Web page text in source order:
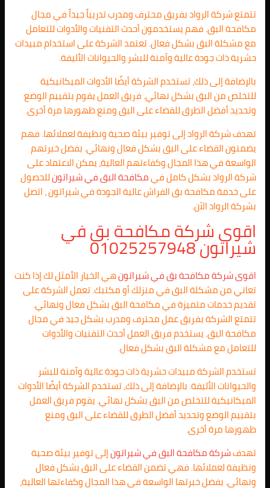
تتمتع شركة الرواد بفريق محترف ومدرب تدريباً جيداً في مجال
مكافحة البق. فهم يستخدمون أحدث التقنيات والأدوات للتعامل
مع مشكلة البق بشكل فعال. تعتمد الشركة على استخدام مبيدات
حشرية ذات جودة عالية وآمنة للبشر والحيوانات الأليفة.
بالإضافة إلى ذلك، تستخدم الشركة أيضًا الأدوات الميكانيكية
للتخلص من البق بشكل نهائي. فريق العمل يقوم بتقييم الوضع
وتحديد أفضل الطرق للقضاء على البق ومنع ظهورها مرة أخرى.
تهدف شركة الرواد إلى توفير بيئة صحية ونظيفة لعملائها. فهم
يضمنون القضاء على البق بشكل فعال ونهائي. بفضل خبرتهم
الواسعة في هذا المجال وكفاءتهم العالية، يمكن الاعتماد على
شركة الرواد بشكل كامل فيمكافحة البق في شيراتونللحصول
على خدمة مكافحة بق الفراش عالية الجودة في شيراتون ، اتصل
بشركة الرواد الآن.
اقوى شركة مكافحة بق في
شيراتون 01025257948
اقوى شركة مكافحة بق في شيراتونهي الخيار الأمثل لك إذا كنت
تعاني من مشكلة البق في منزلك أو مكتبك. تعمل الشركة على
تقديم خدمات متميزة في مكافحة البق بشكل فعال ونهائي.
تتمتع الشركة بفريق عمل محترف ومدرب بشكل جيد في مجال
مكافحة البق. يستخدم فريق العمل أحدث التقنيات والأدوات
للتعامل مع مشكلة البق بشكل فعال.
تستخدم الشركة مبيدات حشرية ذات جودة عالية وآمنة للبشر
والحيوانات الأليفة. بالإضافة إلى ذلك، تستخدم الشركة أيضًا الأدوات
الميكانيكية للتخلص من البق بشكل نهائي. يقوم فريق العمل
بتقييم الوضع وتحديد أفضل الطرق للقضاء على البق ومنع
ظهورها مرة أخرى.
تهدفشركة مكافحة البق في شيراتونإلى توفير بيئة صحية
ونظيفة لعملائها. فهي تضمن القضاء على البق بشكل فعال
ونهائي. بفضل خبرتها الواسعة في هذا المجال وكفاءتها العالية،